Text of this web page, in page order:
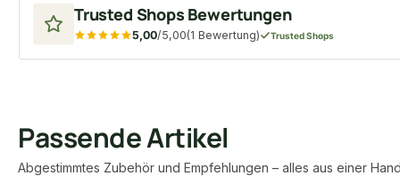
Trusted Shops Bewertungen
5,00/5,00(1 Bewertung) Trusted Shops
Passende Artikel
Abgestimmtes Zubehör und Empfehlungen – alles aus einer